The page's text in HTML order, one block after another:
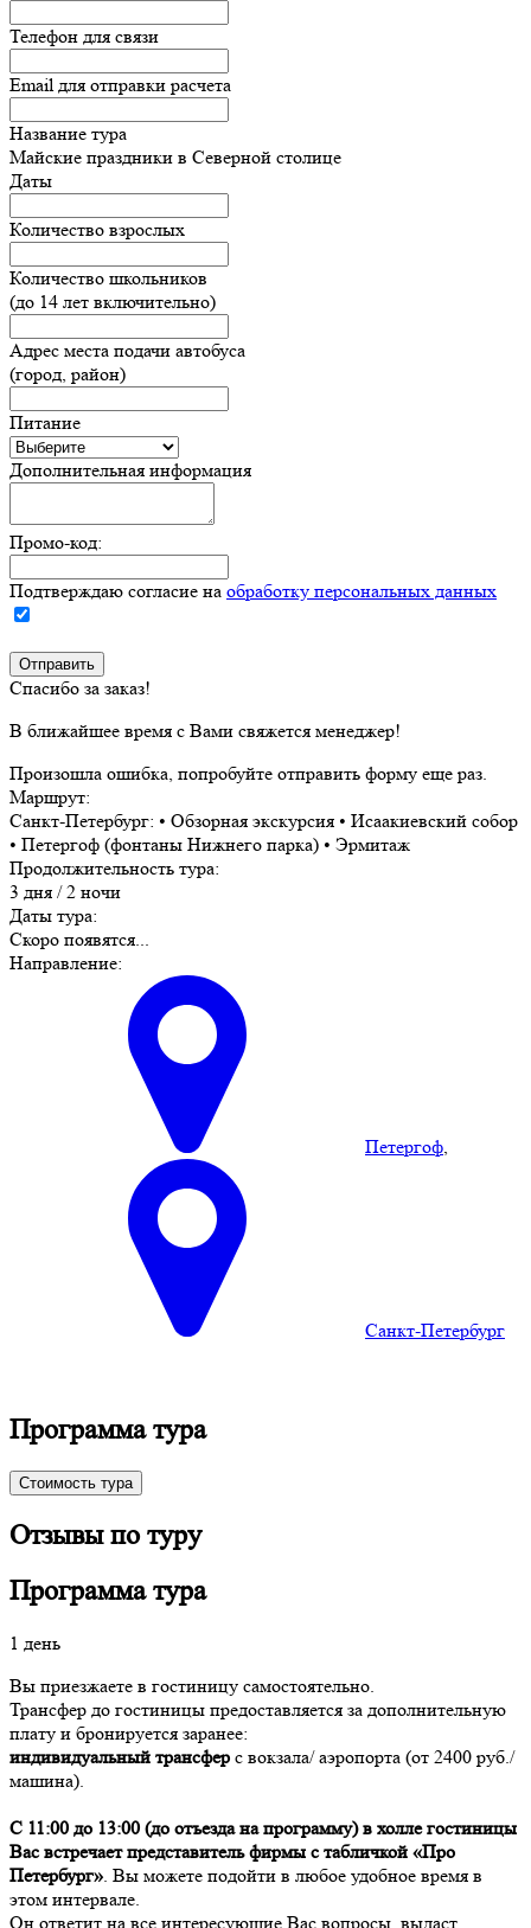
Телефон для связи
Email для отправки расчета
Название тура
Майские праздники в Северной столице
Даты
Количество взрослых
Количество школьников
(до 14 лет включительно)
Адрес места подачи автобуса
(город, район)
Питание
Дополнительная информация
Промо-код:
Подтверждаю согласие на обработку персональных данных
Спасибо за заказ!
В ближайшее время с Вами свяжется менеджер!
Произошла ошибка, попробуйте отправить форму еще раз.
Маршрут:
Санкт-Петербург: • Обзорная экскурсия • Исаакиевский собор
• Петергоф (фонтаны Нижнего парка) • Эрмитаж
Продолжительность тура:
3 дня / 2 ночи
Даты тура:
Скоро появятся...
Направление:
Петергоф,
Санкт-Петербург
Программа тура
Стоимость тура
Отзывы по туру
Программа тура
1 день
Вы приезжаете в гостиницу самостоятельно.
Трансфер до гостиницы предоставляется за дополнительную
плату и бронируется заранее:
индивидуальный трансфер с вокзала/ аэропорта (от 2400 руб./
машина).
С 11:00 до 13:00 (до отъезда на программу) в холле гостиницы
Вас встречает представитель фирмы с табличкой «Про
Петербург». Вы можете подойти в любое удобное время в
этом интервале.
Он ответит на все интересующие Вас вопросы, выдаст